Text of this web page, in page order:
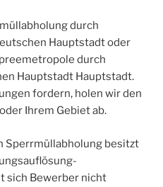
durch
Hauptstadt oder
durch
Hauptstadt Hauptstadt.
fordern, holen wir den
Ihrem Gebiet ab.
Sperrmüllabholung besitzt
sich Bewerber nicht